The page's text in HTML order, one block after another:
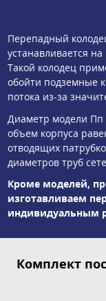
Перепадный
устанавливается
Такой колодец
обойти подземные
потока из-за
Диаметр модели Пп
объем корпуса
отводящих
диаметров труб
Кроме моделей,
изготавливаем
индивидуальным
Комплект